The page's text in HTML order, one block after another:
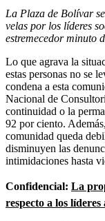
La Plaza de Bolívar
velas por los líderes
estremecedor minuto
Lo que agrava la
estas personas no se
condena a esta
Nacional de
continuidad o la
92 por ciento.
comunidad queda
disminuyen las
intimidaciones hasta
Confidencial: La
respecto a los líderes